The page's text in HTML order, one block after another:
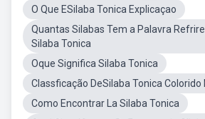
O Que ESilaba Tonica Explicaçao
Quantas Silabas Tem a Palavra
Silaba Tonica
Oque Significa Silaba Tonica
Classficação DeSilaba Tonica Colorido
Como Encontrar La Silaba Tonica